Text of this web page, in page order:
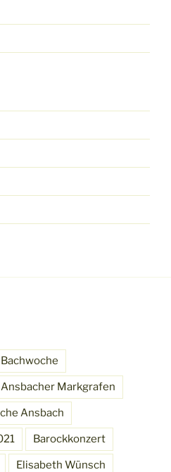
Ansbacher Markgrafen
Ansbach
Barockkonzert
Elisabeth Wünsch